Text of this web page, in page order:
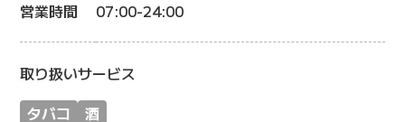
営業時間 07:00-24:00
取り扱いサービス
タバコ
酒